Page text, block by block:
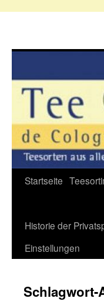
Zum
springen
Startseite
Historie der
Einstellungen